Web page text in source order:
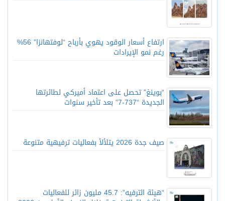
ارتفاع أسعار الوقود يهوي بأرباح “لوفتهانزا” 56%
رغم نمو الإيرادات
“بوينغ” تحصل على اعتماد أميركي لطائرتها
الجديدة “737-7” بعد تأخير سنوات
صيف جدة 2026 يتلألأ بفعاليات ترفيهية متنوعة
“هيئة الترفيه”: 45.7 مليون زائر للفعاليات